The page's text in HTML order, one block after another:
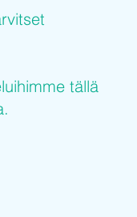
tällä